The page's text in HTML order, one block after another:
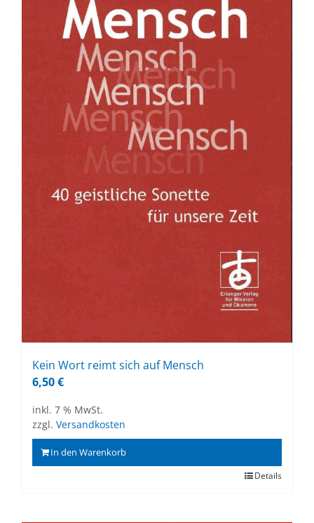
Kein Wort reimt sich auf Mensch
6,50€
inkl. 7 % MwSt.
zzgl. Versandkosten
In den Warenkorb
Details